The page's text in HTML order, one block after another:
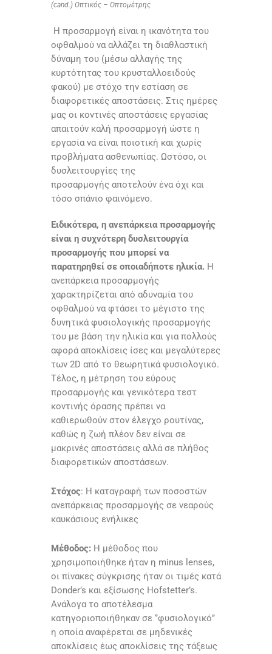
(cand.) Οπτικός – Οπτομέτρης
Η προσαρμογή είναι η ικανότητα του
οφθαλμού να αλλάζει τη διαθλαστική
δύναμη του (μέσω αλλαγής της
κυρτότητας του κρυσταλλοειδούς
φακού) με στόχο την εστίαση σε
διαφορετικές αποστάσεις. Στις ημέρες
μας οι κοντινές αποστάσεις εργασίας
απαιτούν καλή προσαρμογή ώστε η
εργασία να είναι ποιοτική και χωρίς
προβλήματα ασθενωπίας. Ωστόσο, οι
δυσλειτουργίες της
προσαρμογής αποτελούν ένα όχι και
τόσο σπάνιο φαινόμενο.
Ειδικότερα, η ανεπάρκεια προσαρμογής
είναι η συχνότερη δυσλειτουργία
προσαρμογής που μπορεί να
παρατηρηθεί σε οποιαδήποτε ηλικία. Η
ανεπάρκεια προσαρμογής
χαρακτηρίζεται από αδυναμία του
οφθαλμού να φτάσει το μέγιστο της
δυνητικά φυσιολογικής προσαρμογής
του με βάση την ηλικία και για πολλούς
αφορά αποκλίσεις ίσες και μεγαλύτερες
των 2D από το θεωρητικά φυσιολογικό.
Τέλος, η μέτρηση του εύρους
προσαρμογής και γενικότερα τεστ
κοντινής όρασης πρέπει να
καθιερωθούν στον έλεγχο ρουτίνας,
καθώς η ζωή πλέον δεν είναι σε
μακρινές αποστάσεις αλλά σε πλήθος
διαφορετικών αποστάσεων.
Στόχος: Η καταγραφή των ποσοστών
ανεπάρκειας προσαρμογής σε νεαρούς
καυκάσιους ενήλικες
Μέθοδος: Η μέθοδος που
χρησιμοποιήθηκε ήταν η minus lenses,
οι πίνακες σύγκρισης ήταν οι τιμές κατά
Donder’s και εξίσωσης Hofstetter’s.
Ανάλογα το αποτέλεσμα
κατηγοριοποιήθηκαν σε ‘’φυσιολογικό’’
η οποία αναφέρεται σε μηδενικές
αποκλίσεις έως αποκλίσεις της τάξεως